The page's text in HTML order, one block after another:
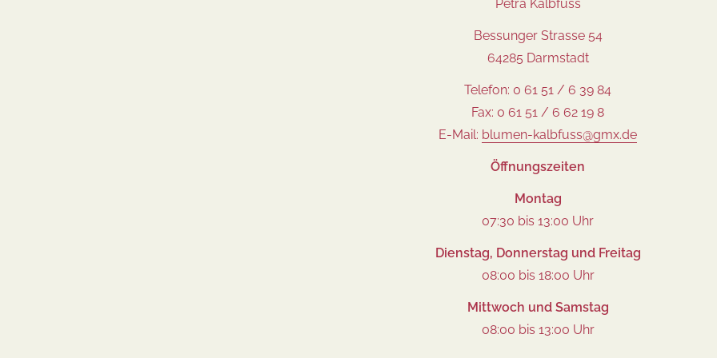
Petra Kalbfuss
Bessunger Strasse 54
64285 Darmstadt
Telefon: 0 61 51 / 6 39 84
Fax: 0 61 51 / 6 62 19 8
E-Mail: blumen-kalbfuss@gmx.de
Öffnungszeiten
Montag
07:30 bis 13:00 Uhr
Dienstag, Donnerstag und Freitag
08:00 bis 18:00 Uhr
Mittwoch und Samstag
08:00 bis 13:00 Uhr